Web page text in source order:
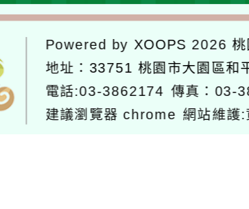
單
Powered by XOOPS 2026
地址： 33751 桃園市大園區和
電話:03-3862174 傳真：03-
建議瀏覽器 chrome 網站維護: